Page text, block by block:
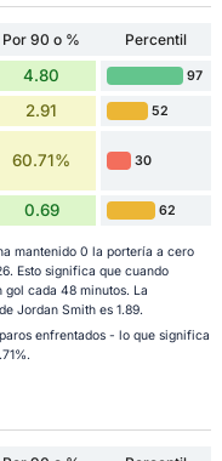
Por 90 o %
Percentil
4.80 97
2.91 52
60.71% 30
0.69 62
mantenido 0 la portería a cero
Esto significa que cuando
cada 48 minutos. La
Jordan Smith es 1.89.
enfrentados - lo que significa